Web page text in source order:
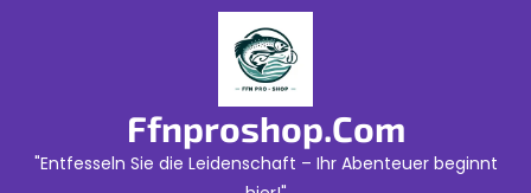
Ffnproshop.com
"Entfesseln Sie die Leidenschaft – Ihr Abenteuer beginnt